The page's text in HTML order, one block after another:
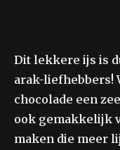
Dit lekkere ijs is
arak-liefhebbers!
chocolade een
ook gemakkelijk
maken die meer